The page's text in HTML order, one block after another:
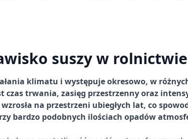
suszy w rolnictwie
klimatu i występuje okresowo, w
czas trwania, zasięg przestrzenny oraz
na przestrzeni ubiegłych lat, co
bardzo podobnych ilościach opadów